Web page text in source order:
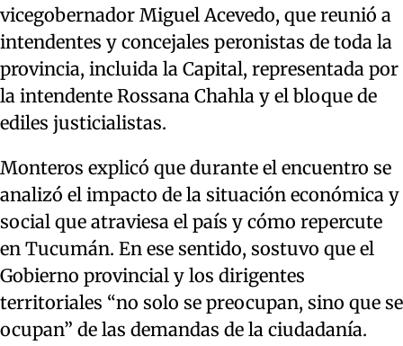
vicegobernador Miguel Acevedo, que reunió a
intendentes y concejales peronistas de toda la
provincia, incluida la Capital, representada por
la intendente Rossana Chahla y el bloque de
ediles justicialistas.
Monteros explicó que durante el encuentro se
analizó el impacto de la situación económica y
social que atraviesa el país y cómo repercute
en Tucumán. En ese sentido, sostuvo que el
Gobierno provincial y los dirigentes
territoriales “no solo se preocupan, sino que se
ocupan” de las demandas de la ciudadanía.